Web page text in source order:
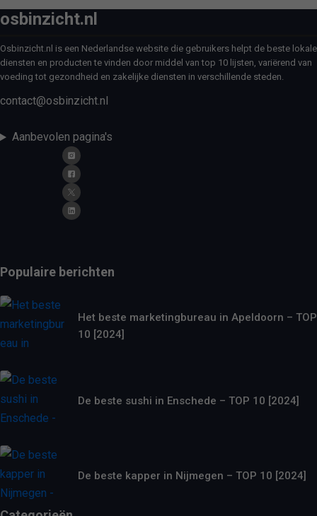
osbinzicht.nl
Osbinzicht.nl is een Nederlandse website die gebruikers helpt de beste lokale
diensten en producten te vinden door middel van top 10 lijsten, variërend van
voeding tot gezondheid en zakelijke diensten in verschillende steden.
contact@osbinzicht.nl
Aanbevolen pagina's
Populaire berichten
Het beste marketingbureau in Apeldoorn – TOP
10 [2024]
De beste sushi in Enschede – TOP 10 [2024]
De beste kapper in Nijmegen – TOP 10 [2024]